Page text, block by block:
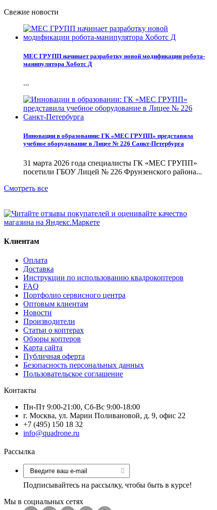
Свежие новости
МЕС ГРУПП начинает разработку новой модификации робота-
манипулятора Хоботс Д
...
Инновации в образовании: ГК «МЕС ГРУПП» представила
учебное оборудование в Лицее № 226 Санкт-Петербурга
31 марта 2026 года специалисты ГК «МЕС ГРУПП»
посетили ГБОУ Лицей № 226 Фрунзенского района...
Смотреть все
Клиентам
Оплата
Доставка
Инструкции по использованию квадрокоптеров
FAQ
Портфолио сервисного центра
Оптовым клиентам
Новости
Производители
Статьи о коптерах
Обзоры коптеров
Карта сайта
Публичная оферта
Безопасность персональных данных
Пользовательское соглашение
Контакты
Пн-Пт 9:00-21:00, Сб-Вс 9:00-18:00
г. Москва, ул. Марии Поливановой, д. 9, офис 22
+7 (495) 150 18 32
info@quadrone.ru
Рассылка
Подписывайтесь на рассылку, чтобы быть в курсе!
Мы в социальных сетях